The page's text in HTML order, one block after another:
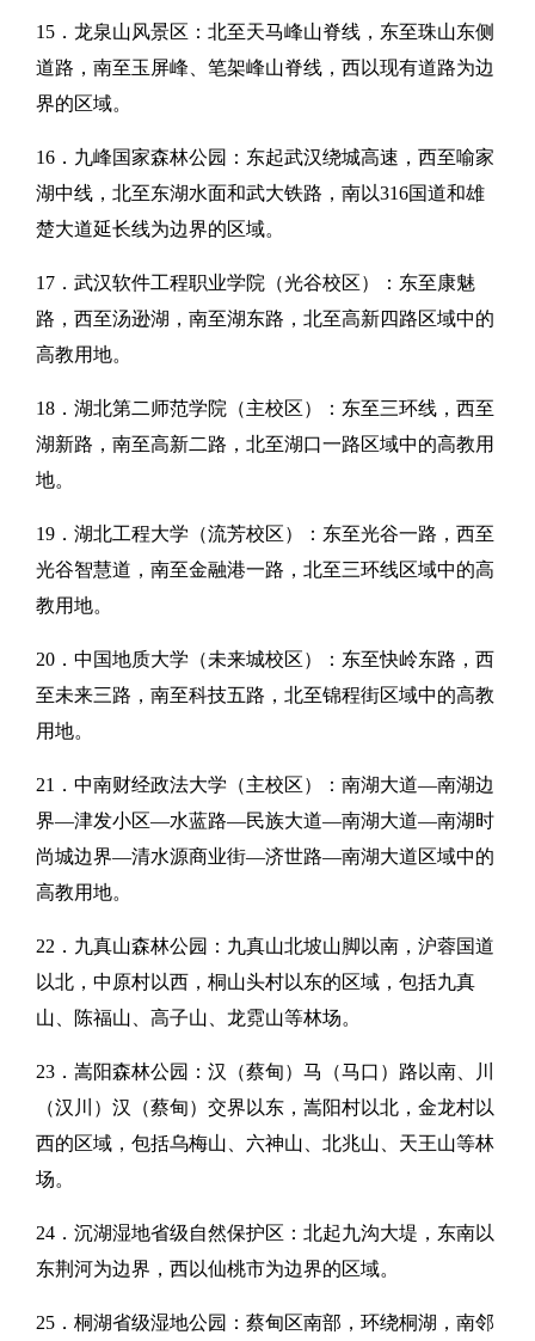
15．龙泉山风景区：北至天马峰山脊线，东至珠山东侧
道路，南至玉屏峰、笔架峰山脊线，西以现有道路为边
界的区域。
16．九峰国家森林公园：东起武汉绕城高速，西至喻家
湖中线，北至东湖水面和武大铁路，南以316国道和雄
楚大道延长线为边界的区域。
17．武汉软件工程职业学院（光谷校区）：东至康魅
路，西至汤逊湖，南至湖东路，北至高新四路区域中的
高教用地。
18．湖北第二师范学院（主校区）：东至三环线，西至
湖新路，南至高新二路，北至湖口一路区域中的高教用
地。
19．湖北工程大学（流芳校区）：东至光谷一路，西至
光谷智慧道，南至金融港一路，北至三环线区域中的高
教用地。
20．中国地质大学（未来城校区）：东至快岭东路，西
至未来三路，南至科技五路，北至锦程街区域中的高教
用地。
21．中南财经政法大学（主校区）：南湖大道—南湖边
界—津发小区—水蓝路—民族大道—南湖大道—南湖时
尚城边界—清水源商业街—济世路—南湖大道区域中的
高教用地。
22．九真山森林公园：九真山北坡山脚以南，沪蓉国道
以北，中原村以西，桐山头村以东的区域，包括九真
山、陈福山、高子山、龙霓山等林场。
23．嵩阳森林公园：汉（蔡甸）马（马口）路以南、川
（汉川）汉（蔡甸）交界以东，嵩阳村以北，金龙村以
西的区域，包括乌梅山、六神山、北兆山、天王山等林
场。
24．沉湖湿地省级自然保护区：北起九沟大堤，东南以
东荆河为边界，西以仙桃市为边界的区域。
25．桐湖省级湿地公园：蔡甸区南部，环绕桐湖，南邻